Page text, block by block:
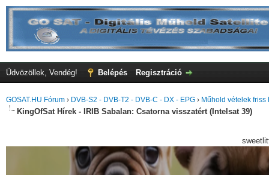
Üdvözöllek, Vendég! Belépés Regisztráció
GOSAT.HU Fórum › DVB-S2 - DVB-T2 - DVB-C - DX - EPG › Műhold vételek friss
KingOfSat Hírek - IRIB Sabalan: Csatorna visszatért (Intelsat 39)